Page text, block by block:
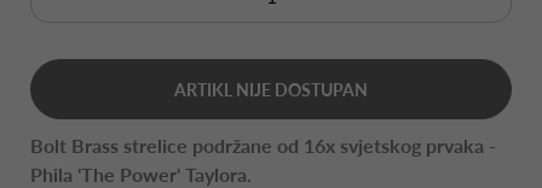
ARTIKL NIJE DOSTUPAN
Bolt Brass strelice podržane od 16x svjetskog prvaka -
Phila 'The Power' Taylora.